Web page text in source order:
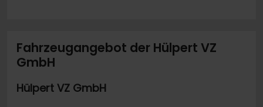
Fahrzeugangebot der Hülpert VZ
GmbH
Hülpert VZ GmbH